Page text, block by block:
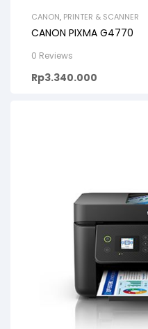
CANON, PRINTER & SCANNER
CANON PIXMA G4770
0 Reviews
Rp3.340.000